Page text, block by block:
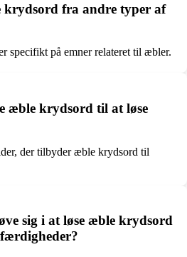
fra andre typer af
specifikt på emner relateret til æbler.
æble krydsord til at løse
der tilbyder æble krydsord til
sig i at løse æble krydsord